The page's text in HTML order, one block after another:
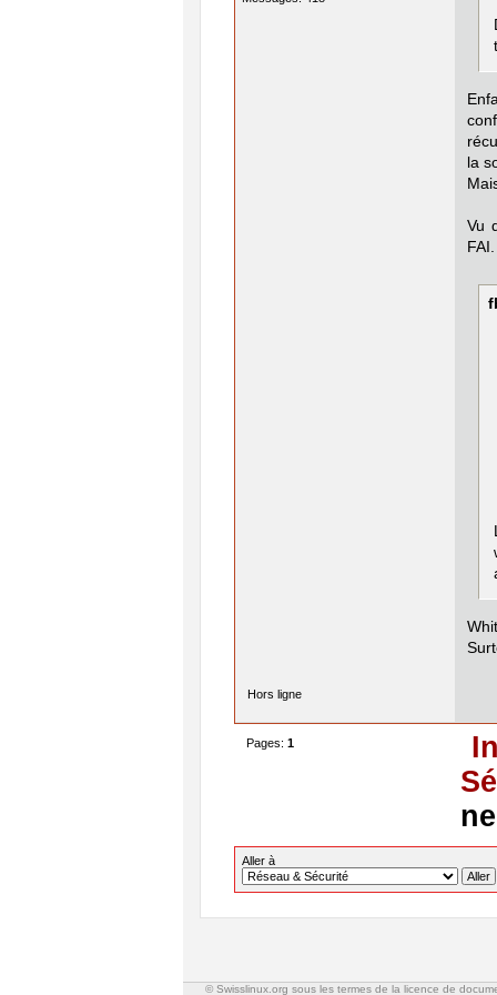
la
Vu
FAI.
Hors ligne
Pages: 1
Aller à
© Swisslinux.org sous les termes de la licence de